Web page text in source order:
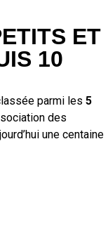
ET
10
parmi les 5
des
une centaine